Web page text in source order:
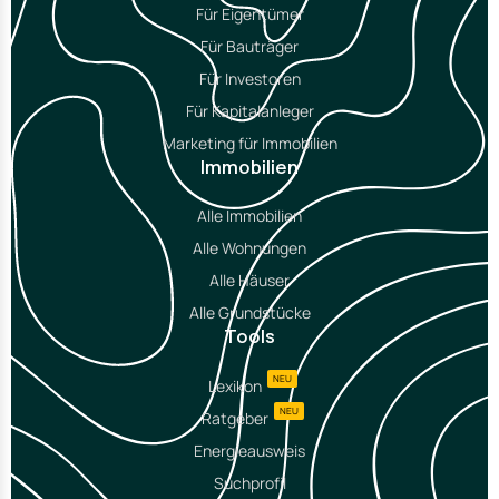
Für Eigentümer
Für Bauträger
Für Investoren
Für Kapitalanleger
Marketing für Immobilien
Immobilien
Alle Immobilien
Alle Wohnungen
Alle Häuser
Alle Grundstücke
Tools
Lexikon NEU
Ratgeber NEU
Energieausweis
Suchprofil